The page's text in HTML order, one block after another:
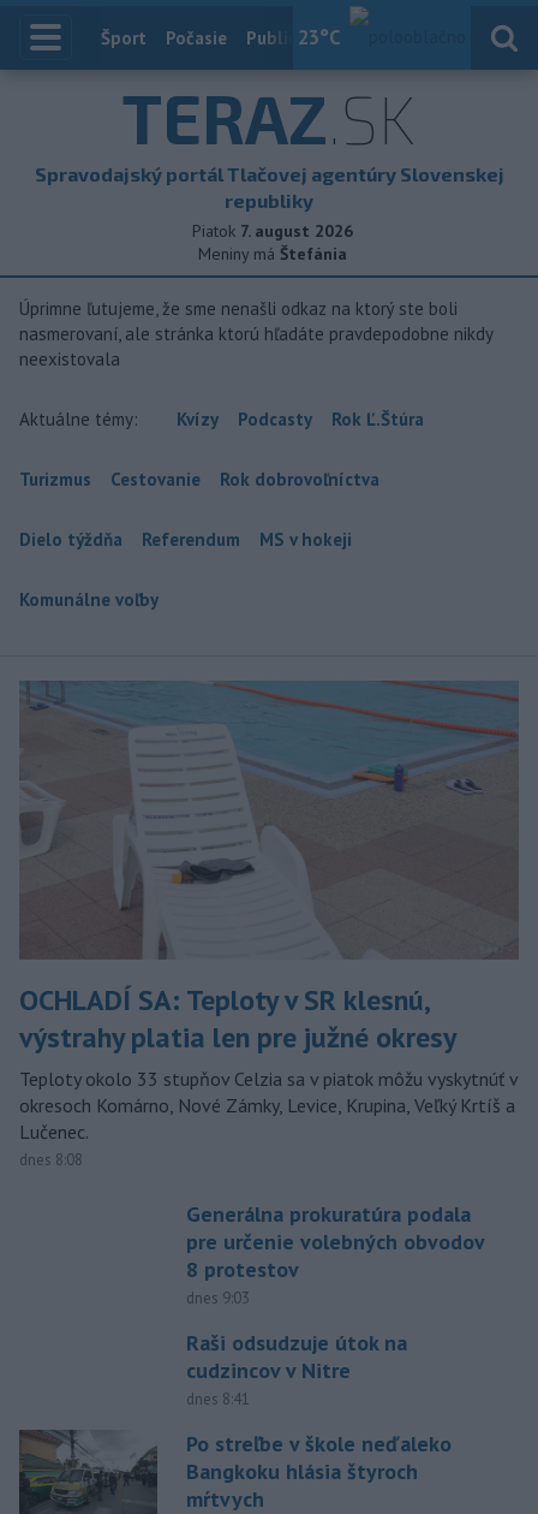
23°C
Index
Šport Počasie Publicistika
TERAZ.SK
Spravodajský portál Tlačovej agentúry Slovenskej
republiky
Piatok 7. august 2026
Meniny má Štefánia
Úprimne ľutujeme, že sme nenašli odkaz na ktorý ste boli
nasmerovaní, ale stránka ktorú hľadáte pravdepodobne nikdy
neexistovala
Aktuálne témy: Kvízy Podcasty Rok Ľ.Štúra
Turizmus Cestovanie Rok dobrovoľníctva
Dielo týždňa Referendum MS v hokeji
Komunálne voľby
OCHLADÍ SA: Teploty v SR klesnú,
výstrahy platia len pre južné okresy
Teploty okolo 33 stupňov Celzia sa v piatok môžu vyskytnúť v
okresoch Komárno, Nové Zámky, Levice, Krupina, Veľký Krtíš a
Lučenec.
dnes 8:08
Generálna prokuratúra podala
pre určenie volebných obvodov
8 protestov
dnes 9:03
Raši odsudzuje útok na
cudzincov v Nitre
dnes 8:41
Po streľbe v škole neďaleko
Bangkoku hlásia štyroch
mŕtvych